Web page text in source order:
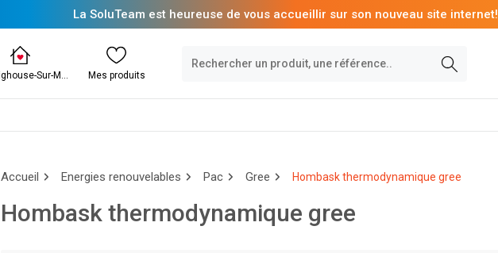
La SoluTeam est heureuse de vous accueillir sur son nouveau site internet!
Schweighouse-Sur-Moder Mes produits
Accueil Energies renouvelables Pac Gree Hombask thermodynamique gree
Hombask thermodynamique gree